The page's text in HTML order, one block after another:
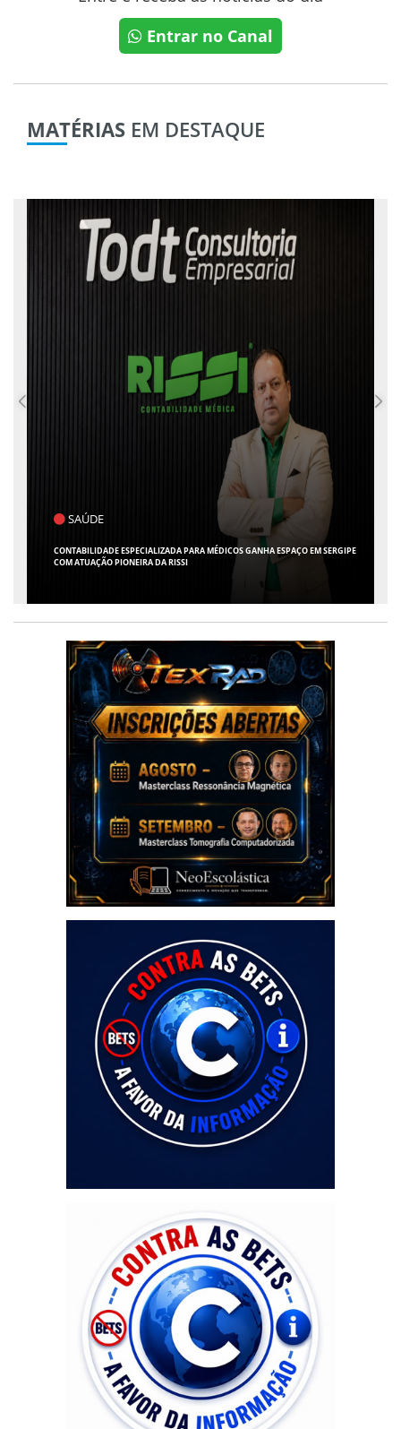
Entrar no Canal
MATÉRIAS EM DESTAQUE
POLÍTICA
FLÁVIO CONFIRMA O DEPUTADO ALFREDO GASPAR COMO VICE EM SUA
CHAPA